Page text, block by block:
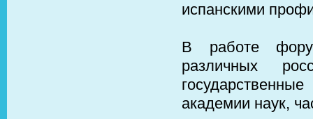
испанскими
В работе
различных
академии наук,